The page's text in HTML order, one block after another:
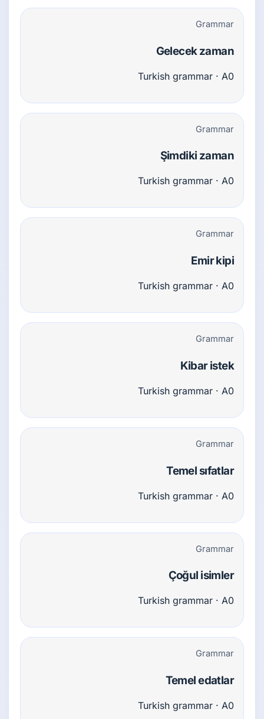
Grammar
Gelecek zaman
Turkish grammar · A0
Grammar
Şimdiki zaman
Turkish grammar · A0
Grammar
Emir kipi
Turkish grammar · A0
Grammar
Kibar istek
Turkish grammar · A0
Grammar
Temel sıfatlar
Turkish grammar · A0
Grammar
Çoğul isimler
Turkish grammar · A0
Grammar
Temel edatlar
Turkish grammar · A0